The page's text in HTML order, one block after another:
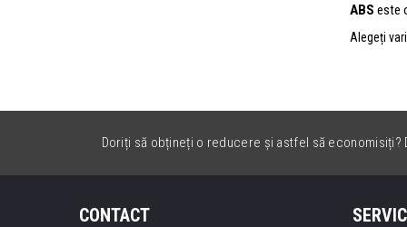
ABS este
Alegeți
Doriți să obțineți o reducere și astfel să
CONTACT